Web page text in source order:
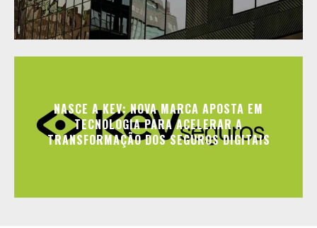
NASCE A KEV: NOVA MARCA APOSTA EM
TECNOLOGIA PARA ACELERAR A
TRANSFORMAÇÃO DOS SEGUROS DIGITAIS